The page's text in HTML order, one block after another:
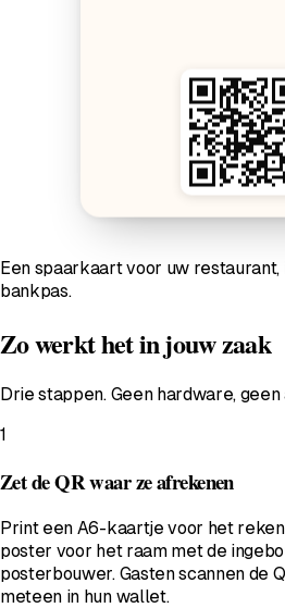
Een spaarkaart voor uw
bankpas.
Zo werkt het in jouw zaak
Drie stappen. Geen hardware,
1
Zet de QR waar ze afrekenen
Print een A6-kaartje voor het
poster voor het raam met de
posterbouwer. Gasten scannen de
meteen in hun wallet.